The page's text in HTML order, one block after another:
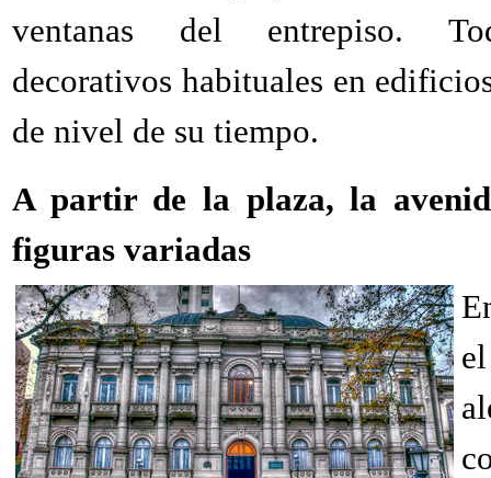
ventanas del entrepiso.
decorativos habituales en
de nivel de su tiempo.
A partir de la plaza, la
figuras variadas